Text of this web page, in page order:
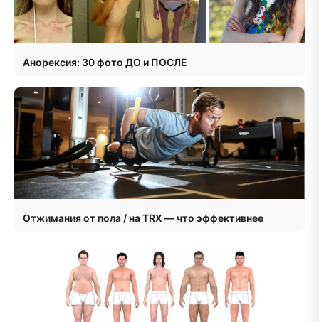
Анорексия: 30 фото ДО и ПОСЛЕ
Отжимания от пола / на TRX — что эффективнее